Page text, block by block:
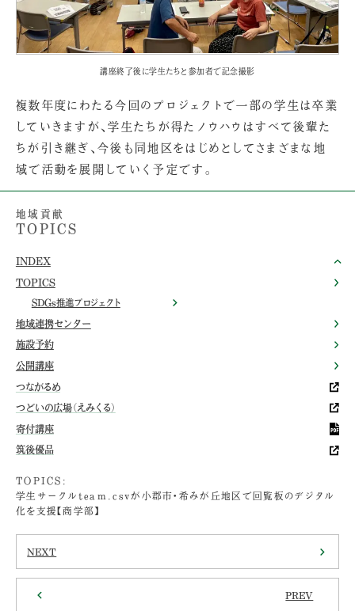
講座終了後に学生たちと参加者で記念撮影
複数年度にわたる今回のプロジェクトで一部の学生は卒業
していきますが、学生たちが得たノウハウはすべて後輩た
ちが引き継ぎ、今後も同地区をはじめとしてさまざまな地
域で活動を展開していく予定です。
地域貢献
TOPICS
INDEX
TOPICS
SDGs推進プロジェクト
地域連携センター
施設予約
公開講座
つながるめ
つどいの広場（えみくる）
寄付講座
筑後優品
TOPICS:
学生サークルteam.csvが小郡市・希みが丘地区で回覧板のデジタル
化を支援【商学部】
NEXT
PREV